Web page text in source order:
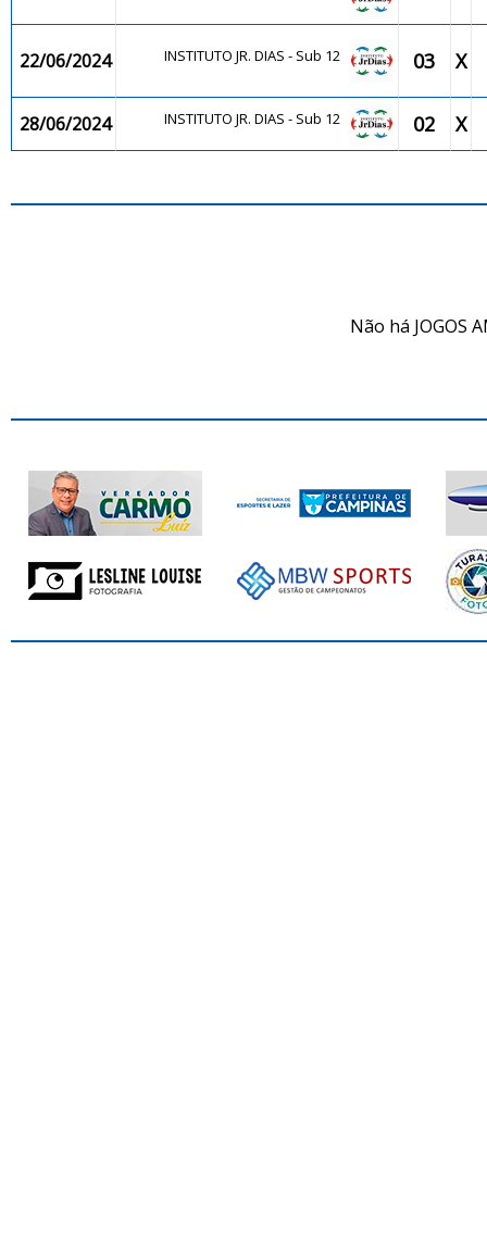
22/06/2024 INSTITUTO JR. DIAS - Sub 12 03 X
28/06/2024 INSTITUTO JR. DIAS - Sub 12 02 X
Não há JOGOS